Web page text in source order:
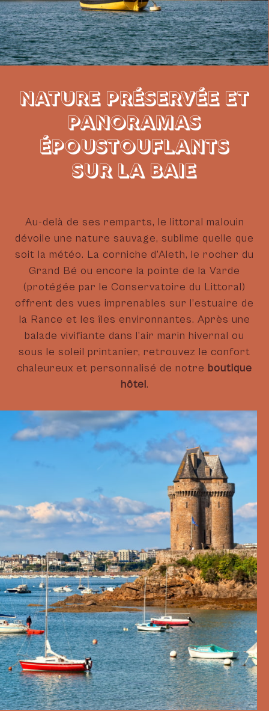
NATURE PRÉSERVÉE ET
PANORAMAS
ÉPOUSTOUFLANTS
SUR LA BAIE
Au-delà de ses remparts, le littoral malouin
dévoile une nature sauvage, sublime quelle que
soit la météo. La corniche d’Aleth, le rocher du
Grand Bé ou encore la pointe de la Varde
(protégée par le Conservatoire du Littoral)
offrent des vues imprenables sur l’estuaire de
la Rance et les îles environnantes. Après une
balade vivifiante dans l’air marin hivernal ou
sous le soleil printanier, retrouvez le confort
chaleureux et personnalisé de notre boutique
hôtel.